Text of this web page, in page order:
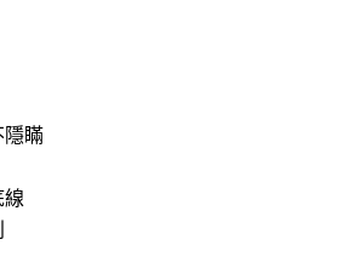
隱瞞
線